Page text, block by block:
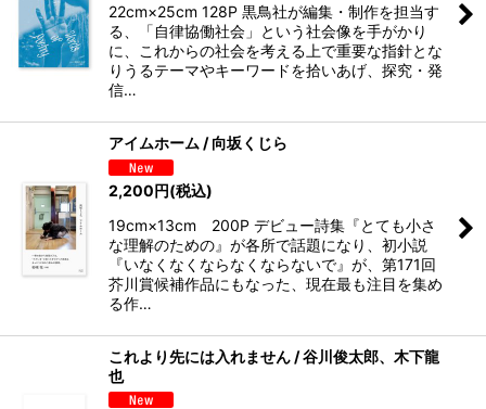
22cm×25cm 128P 黒鳥社が編集・制作を担当す
る、「自律協働社会」という社会像を手がかり
に、これからの社会を考える上で重要な指針とな
りうるテーマやキーワードを拾いあげ、探究・発
信…
アイムホーム / 向坂くじら
2,200円(税込)
19cm×13cm 200P デビュー詩集『とても小さ
な理解のための』が各所で話題になり、初小説
『いなくなくならなくならないで』が、第171回
芥川賞候補作品にもなった、現在最も注目を集め
る作…
これより先には入れません / 谷川俊太郎、木下龍
也